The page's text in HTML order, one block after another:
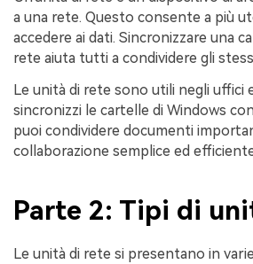
a una rete. Questo consente a più
accedere ai dati. Sincronizzare una
rete aiuta tutti a condividere gli
Le unità di rete sono utili negli uffici
sincronizzi le cartelle di Windows
puoi condividere documenti
collaborazione semplice ed
Parte 2: Tipi di
Le unità di rete si presentano in